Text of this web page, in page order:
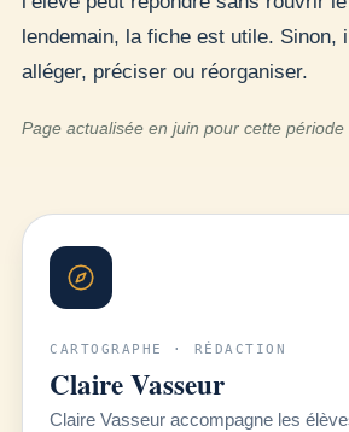
lendemain, la fiche est utile. Sinon,
alléger, préciser ou réorganiser.
Page actualisée en juin pour cette période
CARTOGRAPHE · RÉDACTION
Claire Vasseur
Claire Vasseur accompagne les